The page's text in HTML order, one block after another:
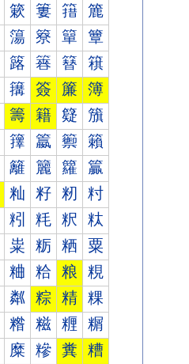
簌 簍 簎 簏
簜 簝 簞 簟
簬 簭 簮 簯
簼 簽 簾 簿
籌 籍 籎 籏
籜 籝 籞 籟
籬 籭 籮 籯
籼 籽 籾 籿
粌 粍 粎 粏
粜 粝 粞 粟
粬 粭 粮 粯
粼 粽 精 粿
糌 糍 糎 糏
糜 糝 糞 糟